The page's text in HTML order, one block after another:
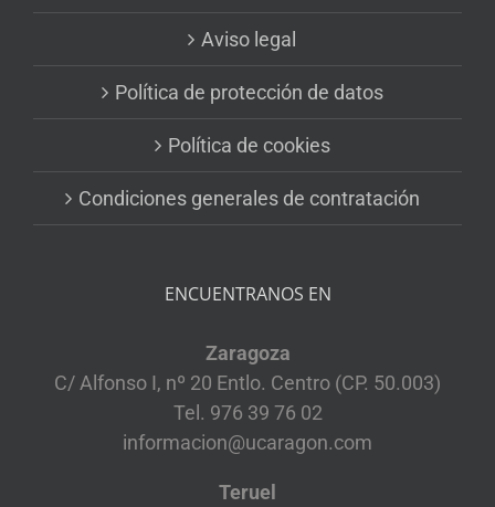
Aviso legal
Política de protección de datos
Política de cookies
Condiciones generales de contratación
ENCUENTRANOS EN
Zaragoza
C/ Alfonso I, nº 20 Entlo. Centro (CP. 50.003)
Tel. 976 39 76 02
informacion@ucaragon.com
Teruel